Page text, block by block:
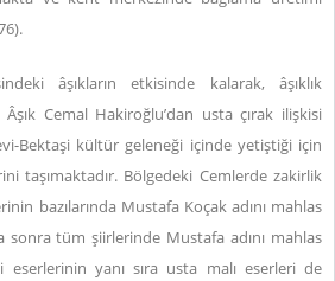
âşıkların etkisinde kalarak, âşıklık
Cemal Hakiroğlu’dan usta çırak ilişkisi
Bektaşi kültür geleneği içinde yetiştiği için
taşımaktadır. Bölgedeki Cemlerde zakirlik
bazılarında Mustafa Koçak adını mahlas
sonra tüm şiirlerinde Mustafa adını mahlas
eserlerinin yanı sıra usta malı eserleri de